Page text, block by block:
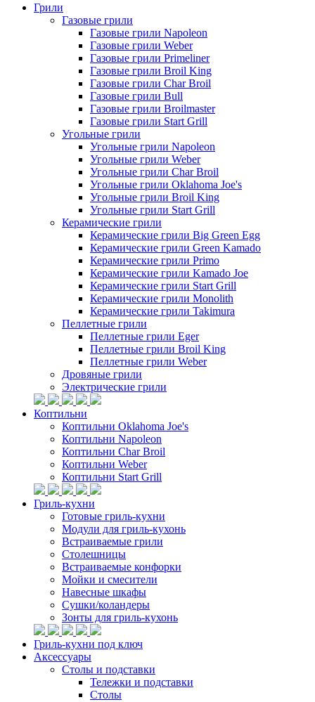
Грили
Газовые грили
Газовые грили Napoleon
Газовые грили Weber
Газовые грили Primeliner
Газовые грили Broil King
Газовые грили Char Broil
Газовые грили Bull
Газовые грили Broilmaster
Газовые грили Start Grill
Угольные грили
Угольные грили Napoleon
Угольные грили Weber
Угольные грили Char Broil
Угольные грили Oklahoma Joe's
Угольные грили Broil King
Угольные грили Start Grill
Керамические грили
Керамические грили Big Green Egg
Керамические грили Green Kamado
Керамические грили Primo
Керамические грили Kamado Joe
Керамические грили Start Grill
Керамические грили Monolith
Керамические грили Takimura
Пеллетные грили
Пеллетные грили Eger
Пеллетные грили Broil King
Пеллетные грили Weber
Дровяные грили
Электрические грили
Коптильни
Коптильни Oklahoma Joe's
Коптильни Napoleon
Коптильни Char Broil
Коптильни Weber
Коптильни Start Grill
Гриль-кухни
Готовые гриль-кухни
Модули для гриль-кухонь
Встраиваемые грили
Столешницы
Встраиваемые конфорки
Мойки и смесители
Навесные шкафы
Сушки/коландеры
Зонты для гриль-кухонь
Гриль-кухни под ключ
Аксессуары
Столы и подставки
Тележки и подставки
Столы